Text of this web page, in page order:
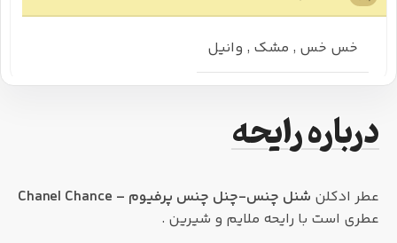
خس خس , مشک , وانیل
درباره رایحه
عطر ادکلن شنل چنس-چنل چنس پرفیوم – Chanel Chance
عطری است با رایحه ملایم و شیرین .